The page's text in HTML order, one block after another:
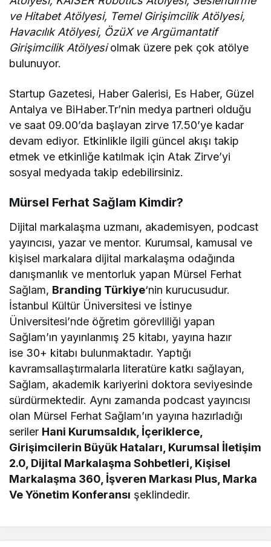
ve Hitabet Atölyesi, Temel Girişimcilik Atölyesi,
Havacılık Atölyesi, ÖzüX ve Argümantatif
Girişimcilik Atölyesiolmak üzere pek çok atölye
bulunuyor.
Startup Gazetesi, Haber Galerisi, Es Haber, Güzel
Antalya ve BiHaber.Tr’nin medya partneri olduğu
ve saat 09.00’da başlayan zirve 17.50’ye kadar
devam ediyor. Etkinlikle ilgili güncel akışı takip
etmek ve etkinliğe katılmak için Atak Zirve’yi
sosyal medyada takip edebilirsiniz.
Mürsel Ferhat Sağlam Kimdir?
Dijital markalaşma uzmanı, akademisyen, podcast
yayıncısı, yazar ve mentor. Kurumsal, kamusal ve
kişisel markalara dijital markalaşma odağında
danışmanlık ve mentorluk yapan Mürsel Ferhat
Sağlam, Branding Türkiye‘nin kurucusudur.
İstanbul Kültür Üniversitesi ve İstinye
Üniversitesi’nde öğretim görevliliği yapan
Sağlam’ın yayınlanmış 25 kitabı, yayına hazır
ise 30+ kitabı bulunmaktadır. Yaptığı
kavramsallaştırmalarla literatüre katkı sağlayan,
Sağlam, akademik kariyerini doktora seviyesinde
sürdürmektedir. Aynı zamanda podcast yayıncısı
olan Mürsel Ferhat Sağlam’ın yayına hazırladığı
seriler Hani Kurumsaldık, İçeriklerce,
Girişimcilerin Büyük Hataları, Kurumsal İletişim
2.0, Dijital Markalaşma Sohbetleri, Kişisel
Markalaşma 360, İşveren Markası Plus, Marka
Ve Yönetim Konferansı şeklindedir.